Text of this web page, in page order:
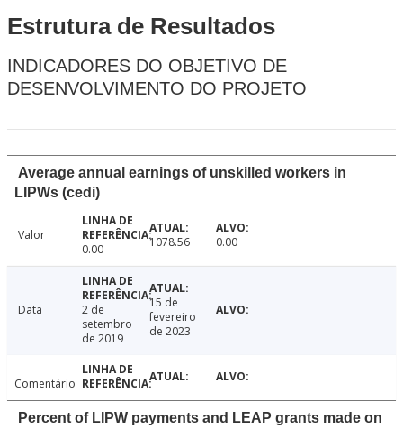
Estrutura de Resultados
INDICADORES DO OBJETIVO DE
DESENVOLVIMENTO DO PROJETO
Average annual earnings of unskilled workers in
LIPWs (cedi)
Valor
0.00
1078.56 0.00
Data
2 de
setembro
de 2019
15 de
fevereiro
de 2023
Comentário
Percent of LIPW payments and LEAP grants made on